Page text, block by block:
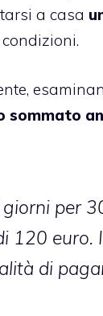
a casa
sommato
per
120 euro.
di